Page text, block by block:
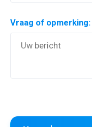
Aanvraag
Vraag of opmerking: